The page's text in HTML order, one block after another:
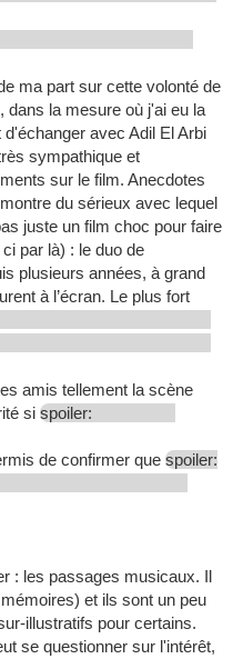
ma part sur cette volonté de
dans la mesure où j'ai eu la
avec Adil El Arbi
sympathique et
sur le film. Anecdotes
du sérieux avec lequel
juste un film choc pour faire
par là) : le duo de
plusieurs années, à grand
à l’écran. Le plus fort
amis tellement la scène
si spoiler:
de confirmer que spoiler:
: les passages musicaux. Il
et ils sont un peu
illustratifs pour certains.
se questionner sur l'intérêt,